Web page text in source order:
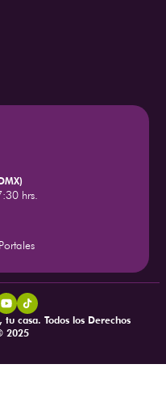
hrs.
casa. Todos los Derechos
2025